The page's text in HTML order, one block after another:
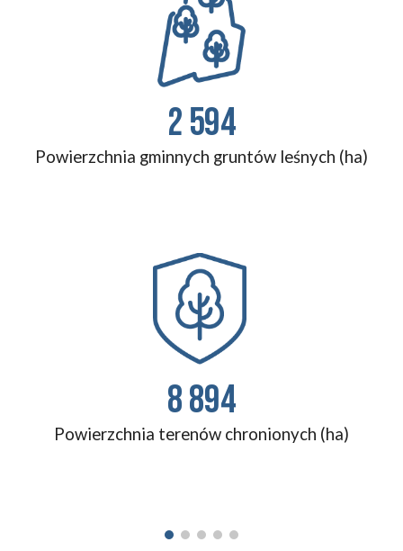
2 594
Powierzchnia gminnych gruntów leśnych (ha)
8 894
Powierzchnia terenów chronionych (ha)